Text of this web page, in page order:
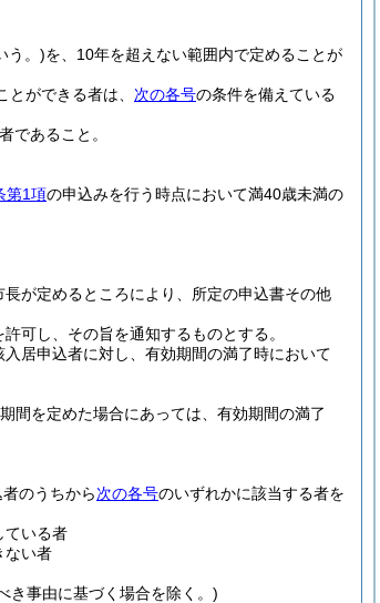
う。)を、10年を超えない範囲内で定めることが
ができる者は、 次の各号の条件を備えている
であること。
第1項の申込みを行う時点において満40歳未満の
が定めるところにより、所定の申込書その他
可し、その旨を通知するものとする。
居申込者に対し、有効期間の満了時において
間を定めた場合にあっては、有効期間の満了
のうちから次の各号のいずれかに該当する者を
ている者
ない者
き事由に基づく場合を除く。)